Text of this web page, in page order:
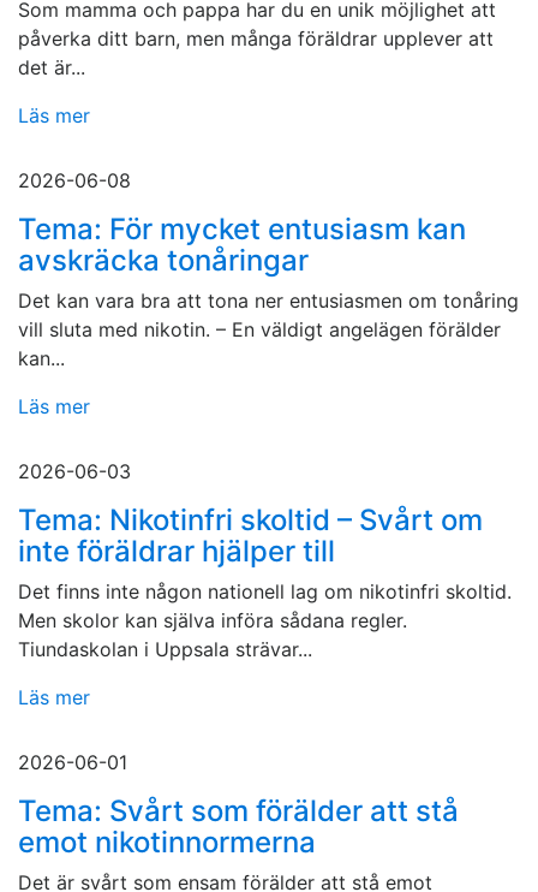
Som mamma och pappa har du en unik möjlighet att
påverka ditt barn, men många föräldrar upplever att
det är...
Läs mer
2026-06-08
Tema: För mycket entusiasm kan
avskräcka tonåringar
Det kan vara bra att tona ner entusiasmen om tonåring
vill sluta med nikotin. – En väldigt angelägen förälder
kan...
Läs mer
2026-06-03
Tema: Nikotinfri skoltid – Svårt om
inte föräldrar hjälper till
Det finns inte någon nationell lag om nikotinfri skoltid.
Men skolor kan själva införa sådana regler.
Tiundaskolan i Uppsala strävar...
Läs mer
2026-06-01
Tema: Svårt som förälder att stå
emot nikotinnormerna
Det är svårt som ensam förälder att stå emot